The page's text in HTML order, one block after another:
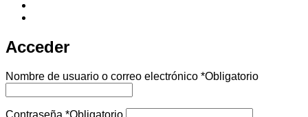
Acceder
Nombre de usuario o correo electrónico *Obligatorio